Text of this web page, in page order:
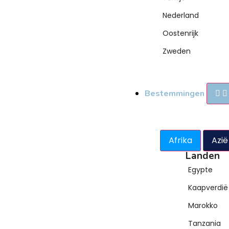
Nederland
Oostenrijk
Zweden
Bestemmingen
Afrika Azië
Landen
Egypte
Kaapverdië
Marokko
Tanzania